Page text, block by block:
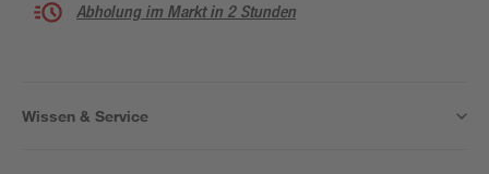
Abholung im Markt in 2 Stunden
Wissen & Service